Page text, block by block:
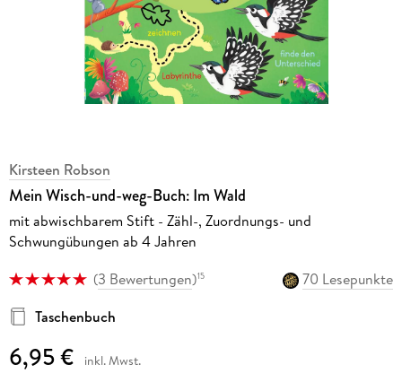
Kirsteen Robson
Mein Wisch-und-weg-Buch: Im Wald
mit abwischbarem Stift - Zähl-, Zuordnungs- und
Schwungübungen ab 4 Jahren
(3 Bewertungen)15
70 Lesepunkte
Taschenbuch
6,95 € inkl. Mwst.